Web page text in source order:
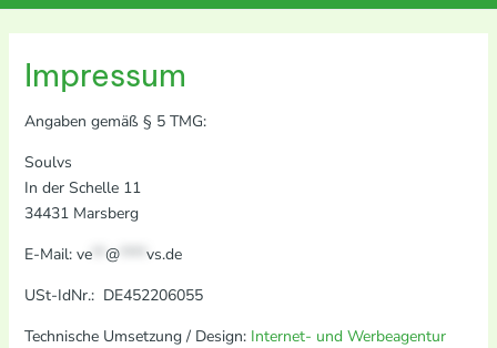
Impressum
Angaben gemäß § 5 TMG:
Soulvs
In der Schelle 11
34431 Marsberg
E-Mail: ve** @**** vs.de
USt-IdNr.: DE452206055
Technische Umsetzung / Design: Internet- und Werbeagentur